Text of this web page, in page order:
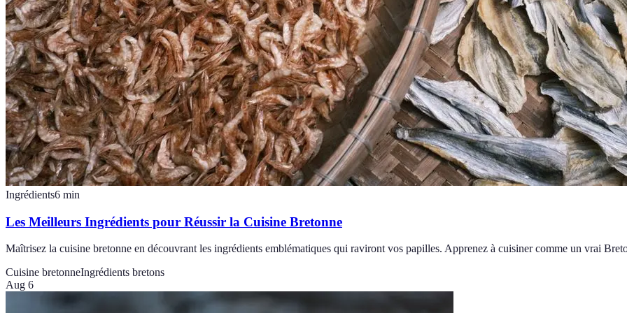
Ingrédients6 min
Les Meilleurs Ingrédients pour Réussir la Cuisine Bretonne
Maîtrisez la cuisine bretonne en découvrant les ingrédients emblématiques qui raviront vos papilles. Apprenez à cuisiner comme un vrai
Cuisine bretonneIngrédients bretons
Aug 6